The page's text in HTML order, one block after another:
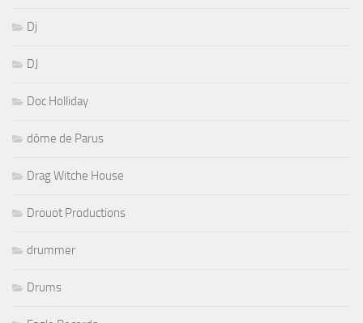
Dj
DJ
Doc Holliday
dôme de Parus
Drag Witche House
Drouot Productions
drummer
Drums